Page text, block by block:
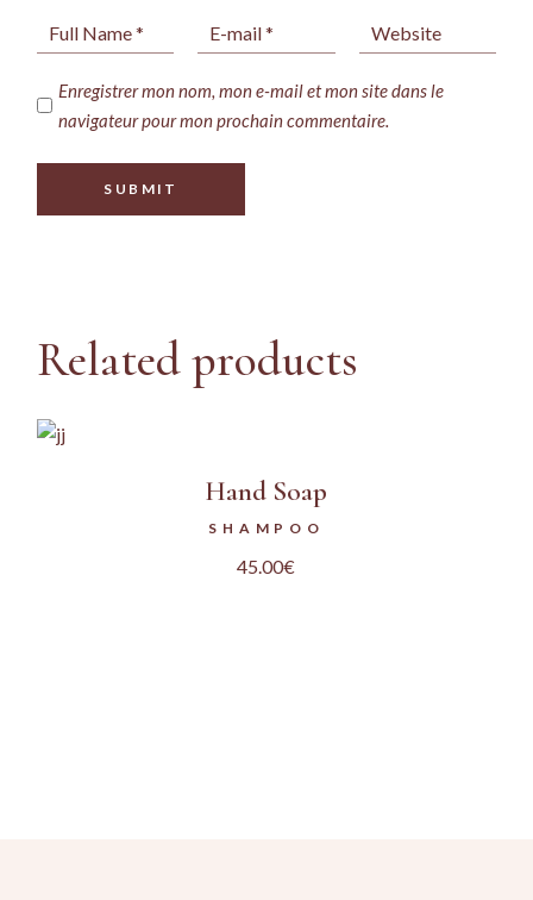
Enregistrer mon nom, mon e-mail et mon site dans le
navigateur pour mon prochain commentaire.
SUBMIT
Related products
Hand Soap
SHAMPOO
45.00€